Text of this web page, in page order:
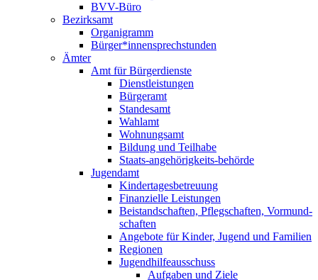
BVV-Büro
Bezirksamt
Organigramm
Bürger*innen­sprechstunden
Ämter
Amt für Bürgerdienste
Dienst­leistungen
Bürgeramt
Standesamt
Wahlamt
Wohnungsamt
Bildung und Teilhabe
Staats-angehörigkeits-behörde
Jugendamt
Kindertages­betreuung
Finanzielle Leistungen
Beistand­schaften, Pflegschaften, Vormund­
schaften
Angebote für Kinder, Jugend und Familien
Regionen
Jugendhilfe­ausschuss
Aufgaben und Ziele